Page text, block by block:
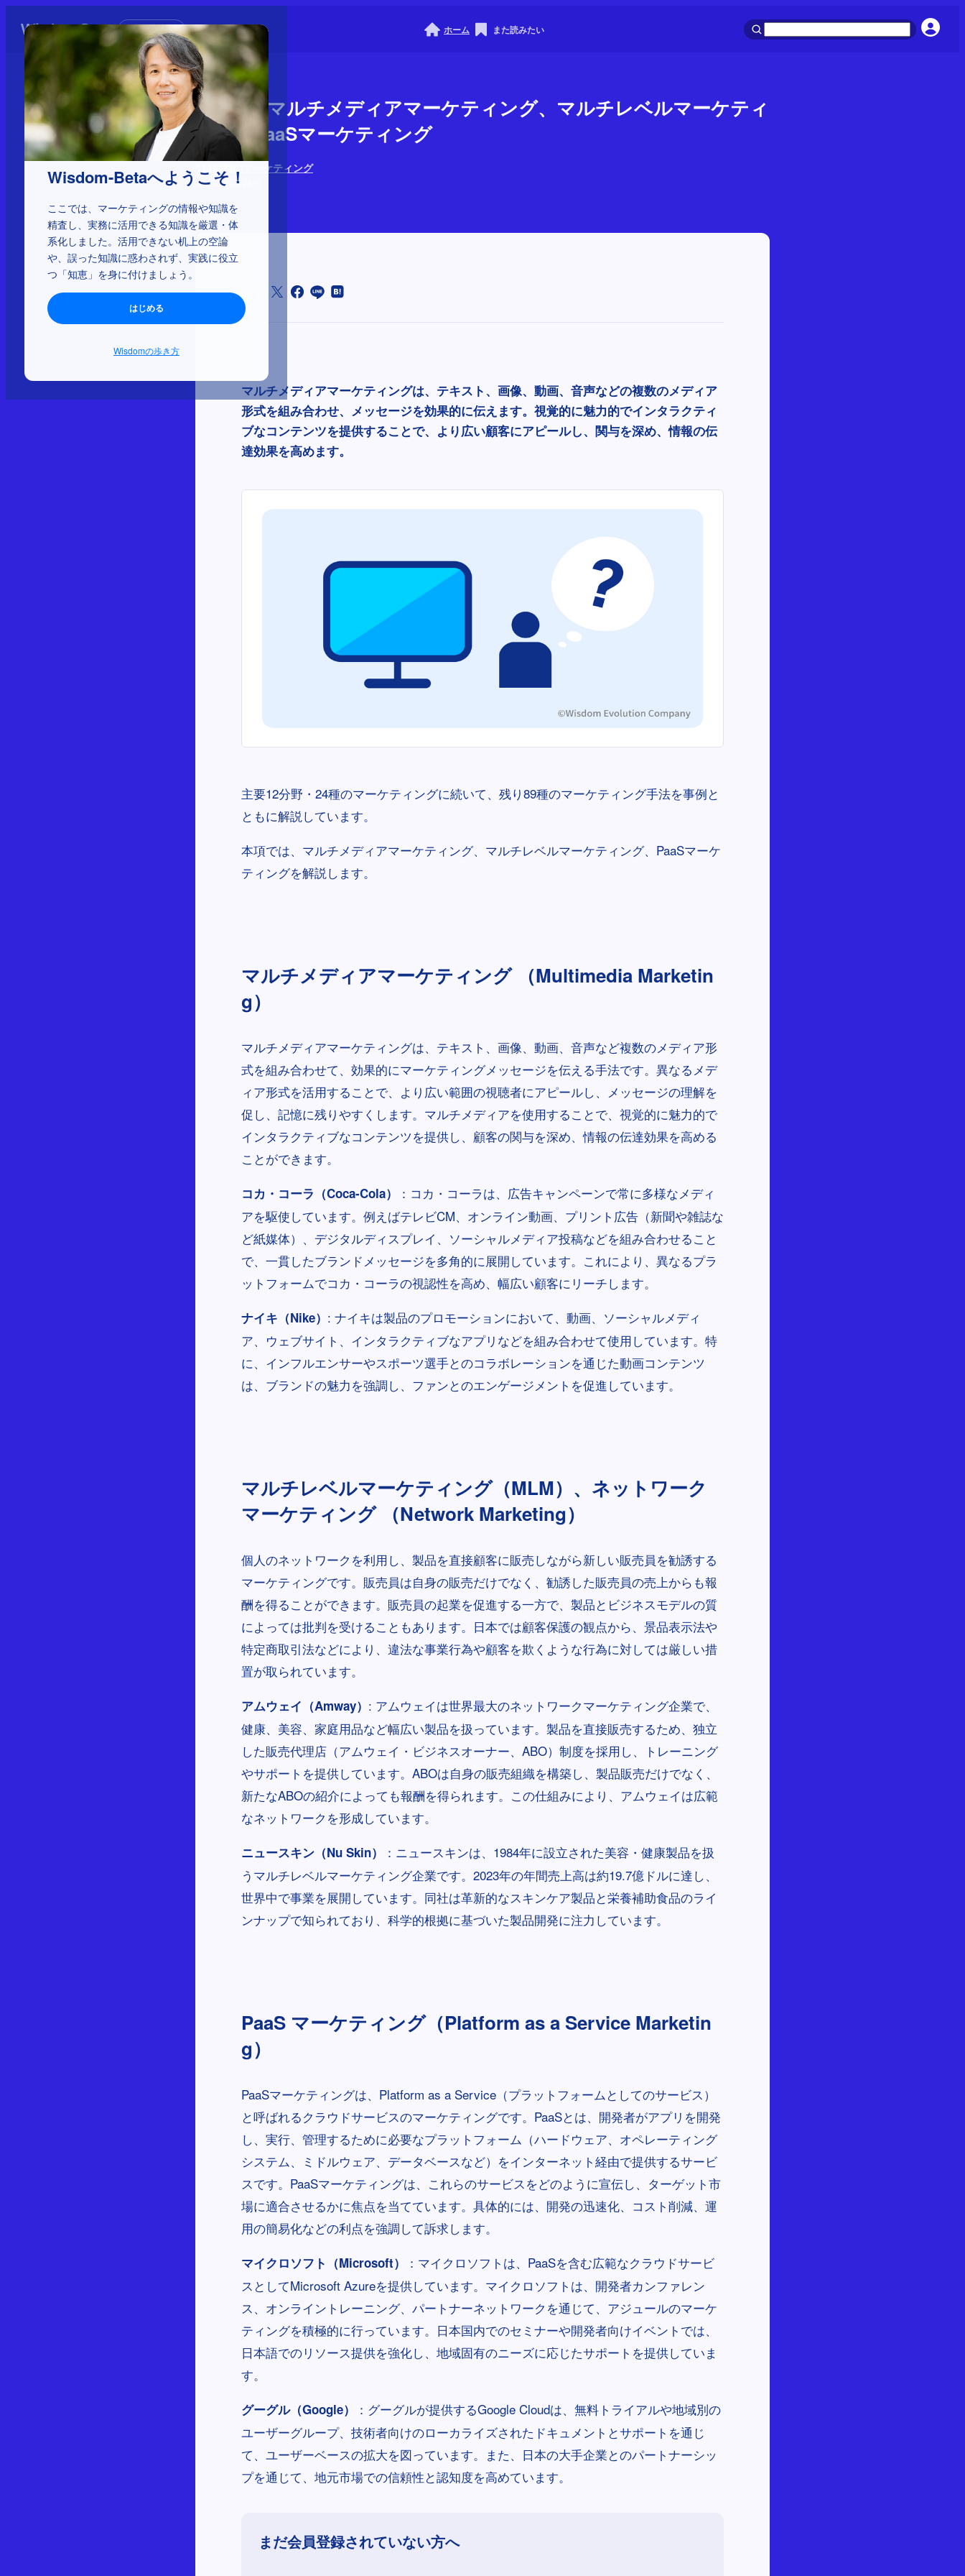
Wisdom-Betaへようこそ！
ここでは、マーケティングの情報や知識を
精査し、実務に活用できる知識を厳選・体
系化しました。活用できない机上の空論
や、誤った知識に惑わされず、実践に役立
つ「知恵」を身に付けましょう。
はじめる
Wisdomの歩き方
初めての方へ ホーム また読みたい
1-1-32：マルチメディアマーケティング、マルチレベルマーケティ
ング、PaaSマーケティング
114種類のマーケティング
2025年10月28日
マルチメディアマーケティングは、テキスト、画像、動画、音声などの複数のメディア
形式を組み合わせ、メッセージを効果的に伝えます。視覚的に魅力的でインタラクティ
ブなコンテンツを提供することで、より広い顧客にアピールし、関与を深め、情報の伝
達効果を高めます。
主要12分野・24種のマーケティングに続いて、残り89種のマーケティング手法を事例と
ともに解説しています。
本項では、マルチメディアマーケティング、マルチレベルマーケティング、PaaSマーケ
ティングを解説します。
マルチメディアマーケティング （Multimedia Marketin
g）
マルチメディアマーケティングは、テキスト、画像、動画、音声など複数のメディア形
式を組み合わせて、効果的にマーケティングメッセージを伝える手法です。異なるメデ
ィア形式を活用することで、より広い範囲の視聴者にアピールし、メッセージの理解を
促し、記憶に残りやすくします。マルチメディアを使用することで、視覚的に魅力的で
インタラクティブなコンテンツを提供し、顧客の関与を深め、情報の伝達効果を高める
ことができます。
コカ・コーラ（Coca-Cola）
：コカ・コーラは、広告キャンペーンで常に多様なメディ
アを駆使しています。例えばテレビCM、オンライン動画、プリント広告（新聞や雑誌な
ど紙媒体）、デジタルディスプレイ、ソーシャルメディア投稿などを組み合わせること
で、一貫したブランドメッセージを多角的に展開しています。これにより、異なるプラ
ットフォームでコカ・コーラの視認性を高め、幅広い顧客にリーチします。
ナイキ（Nike） : ナイキは製品のプロモーションにおいて、動画、ソーシャルメディ
ア、ウェブサイト、インタラクティブなアプリなどを組み合わせて使用しています。特
に、インフルエンサーやスポーツ選手とのコラボレーションを通じた動画コンテンツ
は、ブランドの魅力を強調し、ファンとのエンゲージメントを促進しています。
マルチレベルマーケティング（MLM）、ネットワーク
マーケティング （Network Marketing）
個人のネットワークを利用し、製品を直接顧客に販売しながら新しい販売員を勧誘する
マーケティングです。販売員は自身の販売だけでなく、勧誘した販売員の売上からも報
酬を得ることができます。販売員の起業を促進する一方で、製品とビジネスモデルの質
によっては批判を受けることもあります。日本では顧客保護の観点から、景品表示法や
特定商取引法などにより、違法な事業行為や顧客を欺くような行為に対しては厳しい措
置が取られています。
アムウェイ（Amway） : アムウェイは世界最大のネットワークマーケティング企業で、
健康、美容、家庭用品など幅広い製品を扱っています。製品を直接販売するため、独立
した販売代理店（アムウェイ・ビジネスオーナー、ABO）制度を採用し、トレーニング
やサポートを提供しています。ABOは自身の販売組織を構築し、製品販売だけでなく、
新たなABOの紹介によっても報酬を得られます。この仕組みにより、アムウェイは広範
なネットワークを形成しています。
ニュースキン（Nu Skin）
：ニュースキンは、1984年に設立された美容・健康製品を扱
うマルチレベルマーケティング企業です。2023年の年間売上高は約19.7億ドルに達し、
世界中で事業を展開しています。同社は革新的なスキンケア製品と栄養補助食品のライ
ンナップで知られており、科学的根拠に基づいた製品開発に注力しています。
PaaS マーケティング（Platform as a Service Marketin
g）
PaaSマーケティングは、Platform as a Service（プラットフォームとしてのサービス）
と呼ばれるクラウドサービスのマーケティングです。PaaSとは、開発者がアプリを開発
し、実行、管理するために必要なプラットフォーム（ハードウェア、オペレーティング
システム、ミドルウェア、データベースなど）をインターネット経由で提供するサービ
スです。PaaSマーケティングは、これらのサービスをどのように宣伝し、ターゲット市
場に適合させるかに焦点を当てています。具体的には、開発の迅速化、コスト削減、運
用の簡易化などの利点を強調して訴求します。
マイクロソフト（Microsoft）
：マイクロソフトは、PaaSを含む広範なクラウドサービ
スとしてMicrosoft Azureを提供しています。マイクロソフトは、開発者カンファレン
ス、オンライントレーニング、パートナーネットワークを通じて、アジュールのマーケ
ティングを積極的に行っています。日本国内でのセミナーや開発者向けイベントでは、
日本語でのリソース提供を強化し、地域固有のニーズに応じたサポートを提供していま
す。
グーグル（Google）
：グーグルが提供するGoogle Cloudは、無料トライアルや地域別の
ユーザーグループ、技術者向けのローカライズされたドキュメントとサポートを通じ
て、ユーザーベースの拡大を図っています。また、日本の大手企業とのパートナーシッ
プを通じて、地元市場での信頼性と認知度を高めています。
まだ会員登録されていない方へ